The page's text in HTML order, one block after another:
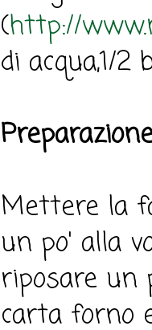
(http://
di acqua,1/2
Mettere la
un po' alla
riposare un
carta forno